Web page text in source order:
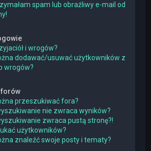
spam lub obraźliwy e-mail od
i wrogów?
dodawać/usuwać użytkowników z
wrogów?
forów
przeszukiwać fora?
nie zwraca wyników?
zwraca pustą stronę?!
użytkowników?
znaleźć swoje posty i tematy?